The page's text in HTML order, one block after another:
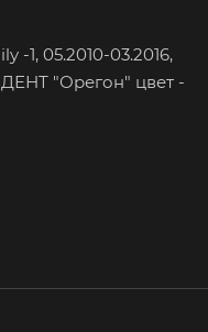
-1, 05.2010-03.2016,
"Орегон" цвет -